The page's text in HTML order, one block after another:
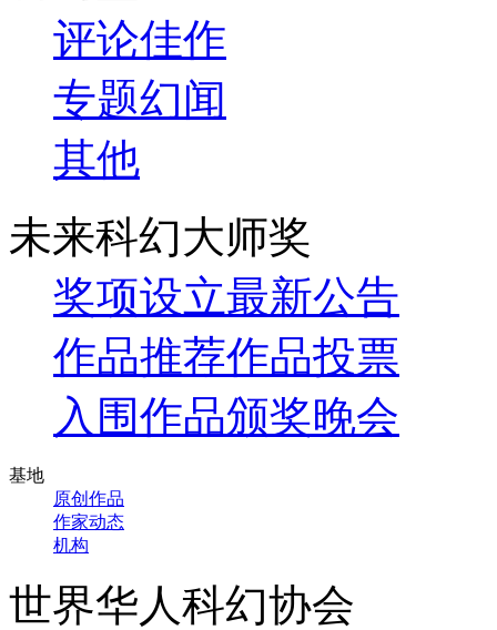
评论佳作
专题幻闻
其他
未来科幻大师奖
奖项设立最新公告
作品推荐作品投票
入围作品颁奖晚会
基地
原创作品
作家动态
机构
世界华人科幻协会